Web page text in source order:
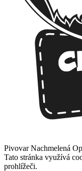
Pivovar Nachmelená
Tato stránka využívá
prohlížeči.